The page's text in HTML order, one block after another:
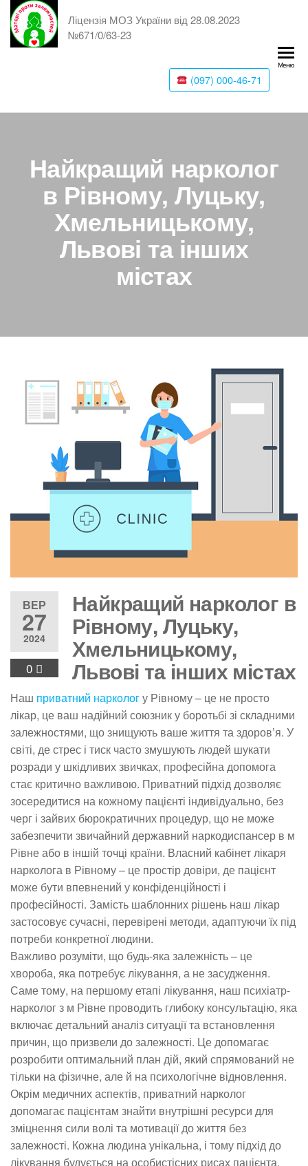
Ліцензія МОЗ України від 28.08.2023
№671/0/63-23
(097) 000-46-71
Меню
Найкращий нарколог
в Рівному, Луцьку,
Хмельницькому,
Львові та інших
містах
ВЕР
27
2024
0
Найкращий нарколог в
Рівному, Луцьку,
Хмельницькому,
Львові та інших містах
Наш приватний наркологу Рівному – це не просто
лікар, це ваш надійний союзник у боротьбі зі складними
залежностями, що знищують ваше життя та здоров’я. У
світі, де стрес і тиск часто змушують людей шукати
розради у шкідливих звичках, професійна допомога
стає критично важливою. Приватний підхід дозволяє
зосередитися на кожному пацієнті індивідуально, без
черг і зайвих бюрократичних процедур, що не може
забезпечити звичайний державний наркодиспансер в м
Рівне або в іншій точці країни. Власний кабінет лікаря
нарколога в Рівному – це простір довіри, де пацієнт
може бути впевнений у конфіденційності і
професійності. Замість шаблонних рішень наш лікар
застосовує сучасні, перевірені методи, адаптуючи їх під
потреби конкретної людини.
Важливо розуміти, що будь-яка залежність – це
хвороба, яка потребує лікування, а не засудження.
Саме тому, на першому етапі лікування, наш психіатр-
нарколог з м Рівне проводить глибоку консультацію, яка
включає детальний аналіз ситуації та встановлення
причин, що призвели до залежності. Це допомагає
розробити оптимальний план дій, який спрямований не
тільки на фізичне, але й на психологічне відновлення.
Окрім медичних аспектів, приватний нарколог
допомагає пацієнтам знайти внутрішні ресурси для
зміцнення сили волі та мотивації до життя без
залежності. Кожна людина унікальна, і тому підхід до
лікування будується на особистісних рисах пацієнта,